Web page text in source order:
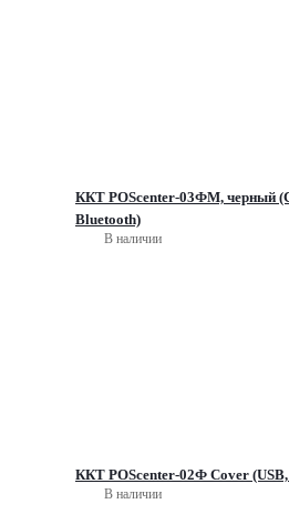
ККТ POScenter-03ФМ, черный
Bluetooth)
В наличии
ККТ POScenter-02Ф Cover
В наличии